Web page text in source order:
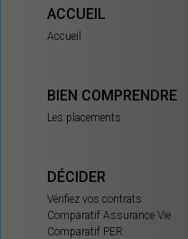
ACCUEIL
Accueil
BIEN COMPRENDRE
Les placements
DÉCIDER
Vérifiez vos contrats
Comparatif Assurance Vie
Comparatif PER